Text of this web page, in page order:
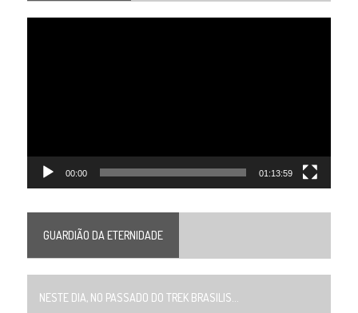
00:00 01:13:59
GUARDIÃO DA ETERNIDADE
NESTE DIA, NO PASSADO DO TREK BRASILIS...